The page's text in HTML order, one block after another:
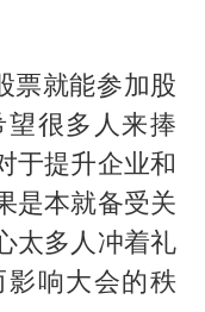
票就能参加股
很多人来捧
于提升企业和
是本就备受关
太多人冲着礼
响大会的秩